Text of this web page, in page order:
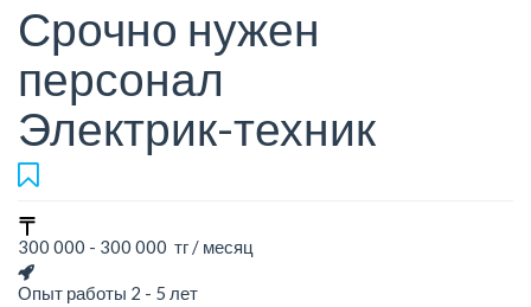
Срочно нужен
персонал
Электрик-техник
300 000 - 300 000 тг / месяц
Опыт работы 2 - 5 лет